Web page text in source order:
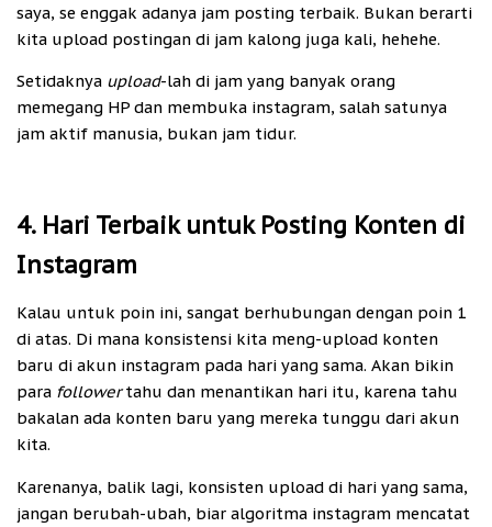
saya, se enggak adanya jam posting terbaik. Bukan berarti
kita upload postingan di jam kalong juga kali, hehehe.
Setidaknya upload-lah di jam yang banyak orang
memegang HP dan membuka instagram, salah satunya
jam aktif manusia, bukan jam tidur.
4. Hari Terbaik untuk Posting Konten di
Instagram
Kalau untuk poin ini, sangat berhubungan dengan poin 1
di atas. Di mana konsistensi kita meng-upload konten
baru di akun instagram pada hari yang sama. Akan bikin
para followertahu dan menantikan hari itu, karena tahu
bakalan ada konten baru yang mereka tunggu dari akun
kita.
Karenanya, balik lagi, konsisten upload di hari yang sama,
jangan berubah-ubah, biar algoritma instagram mencatat